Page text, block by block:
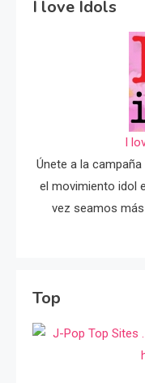
I love Idols
I
Únete a la
el movimiento idol
vez seamos
Top